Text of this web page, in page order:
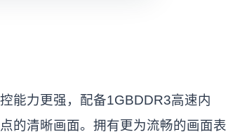
能力更强，配备1GBDDR3高速内
的清晰画面。拥有更为流畅的画面表